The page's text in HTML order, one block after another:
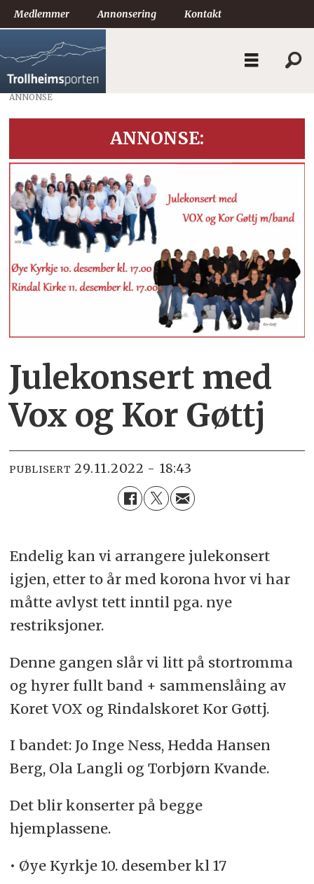
Medlemmer Annonsering Kontakt
ANNONSE
ANNONSE:
Julekonsert med
Vox og Kor Gøttj
PUBLISERT 29.11.2022 - 18:43
Endelig kan vi arrangere julekonsert
igjen, etter to år med korona hvor vi har
måtte avlyst tett inntil pga. nye
restriksjoner.
Denne gangen slår vi litt på stortromma
og hyrer fullt band + sammenslåing av
Koret VOX og Rindalskoret Kor Gøttj.
I bandet: Jo Inge Ness, Hedda Hansen
Berg, Ola Langli og Torbjørn Kvande.
Det blir konserter på begge
hjemplassene.
• Øye Kyrkje 10. desember kl 17